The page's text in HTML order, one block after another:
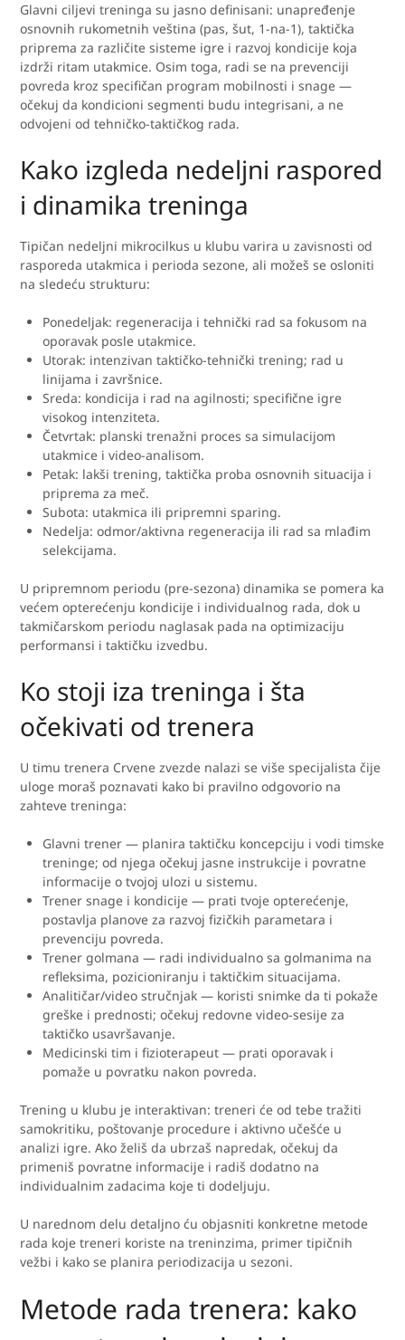
Glavni ciljevi treninga su jasno definisani: unapređenje
osnovnih rukometnih veština (pas, šut, 1-na-1), taktička
priprema za različite sisteme igre i razvoj kondicije koja
izdrži ritam utakmice. Osim toga, radi se na prevenciji
povreda kroz specifičan program mobilnosti i snage —
očekuj da kondicioni segmenti budu integrisani, a ne
odvojeni od tehničko-taktičkog rada.
Kako izgleda nedeljni raspored
i dinamika treninga
Tipičan nedeljni mikrocilkus u klubu varira u zavisnosti od
rasporeda utakmica i perioda sezone, ali možeš se osloniti
na sledeću strukturu:
Ponedeljak: regeneracija i tehnički rad sa fokusom na
oporavak posle utakmice.
Utorak: intenzivan taktičko-tehnički trening; rad u
linijama i završnice.
Sreda: kondicija i rad na agilnosti; specifične igre
visokog intenziteta.
Četvrtak: planski trenažni proces sa simulacijom
utakmice i video-analisom.
Petak: lakši trening, taktička proba osnovnih situacija i
priprema za meč.
Subota: utakmica ili pripremni sparing.
Nedelja: odmor/aktivna regeneracija ili rad sa mlađim
selekcijama.
U pripremnom periodu (pre-sezona) dinamika se pomera ka
većem opterećenju kondicije i individualnog rada, dok u
takmičarskom periodu naglasak pada na optimizaciju
performansi i taktičku izvedbu.
Ko stoji iza treninga i šta
očekivati od trenera
U timu trenera Crvene zvezde nalazi se više specijalista čije
uloge moraš poznavati kako bi pravilno odgovorio na
zahteve treninga:
Glavni trener — planira taktičku koncepciju i vodi timske
treninge; od njega očekuj jasne instrukcije i povratne
informacije o tvojoj ulozi u sistemu.
Trener snage i kondicije — prati tvoje opterećenje,
postavlja planove za razvoj fizičkih parametara i
prevenciju povreda.
Trener golmana — radi individualno sa golmanima na
refleksima, pozicioniranju i taktičkim situacijama.
Analitičar/video stručnjak — koristi snimke da ti pokaže
greške i prednosti; očekuj redovne video-sesije za
taktičko usavršavanje.
Medicinski tim i fizioterapeut — prati oporavak i
pomaže u povratku nakon povreda.
Trening u klubu je interaktivan: treneri će od tebe tražiti
samokritiku, poštovanje procedure i aktivno učešće u
analizi igre. Ako želiš da ubrzaš napredak, očekuj da
primeniš povratne informacije i radiš dodatno na
individualnim zadacima koje ti dodeljuju.
U narednom delu detaljno ću objasniti konkretne metode
rada koje treneri koriste na treninzima, primer tipičnih
vežbi i kako se planira periodizacija u sezoni.
Metode rada trenera: kako